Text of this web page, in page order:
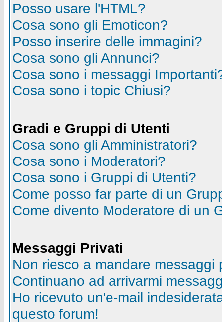
Posso usare l'HTML?
Cosa sono gli Emoticon?
Posso inserire delle immagini?
Cosa sono gli Annunci?
Cosa sono i messaggi
Cosa sono i topic Chiusi?
Gradi e Gruppi di Utenti
Cosa sono gli Amministratori?
Cosa sono i Moderatori?
Cosa sono i Gruppi di Utenti?
Come posso far parte di un
Come divento Moderatore di un
Messaggi Privati
Non riesco a mandare messaggi
Continuano ad arrivarmi
Ho ricevuto un'e-mail
questo forum!